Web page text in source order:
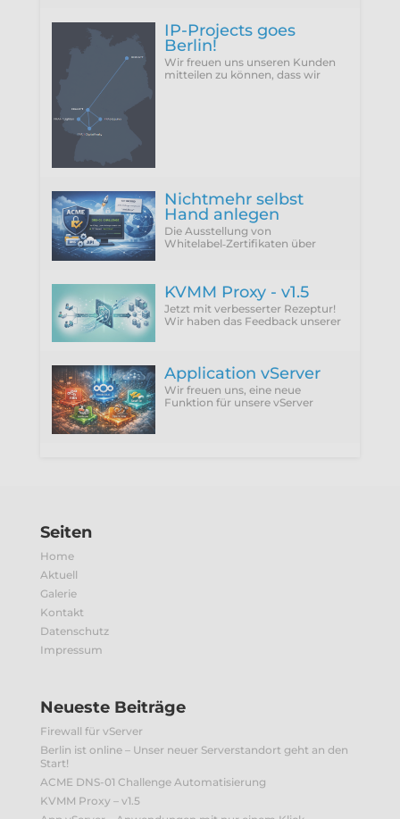
IP-Projects goes
Berlin!
Wir freuen uns unseren Kunden
mitteilen zu können, dass wir
Nichtmehr selbst
Hand anlegen
Die Ausstellung von
Whitelabel‑Zertifikaten über
KVMM Proxy - v1.5
Jetzt mit verbesserter Rezeptur!
Wir haben das Feedback unserer
Application vServer
Wir freuen uns, eine neue
Funktion für unsere vServer
Seiten
Home
Aktuell
Galerie
Kontakt
Datenschutz
Impressum
Neueste Beiträge
Firewall für vServer
Berlin ist online – Unser neuer Serverstandort geht an den
Start!
ACME DNS-01 Challenge Automatisierung
KVMM Proxy – v1.5